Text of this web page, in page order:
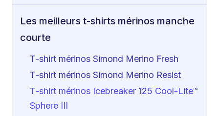
Les meilleurs t-shirts mérinos manche
courte
T-shirt mérinos Simond Merino Fresh
T-shirt mérinos Simond Merino Resist
T-shirt mérinos Icebreaker 125 Cool-Lite™
Sphere III